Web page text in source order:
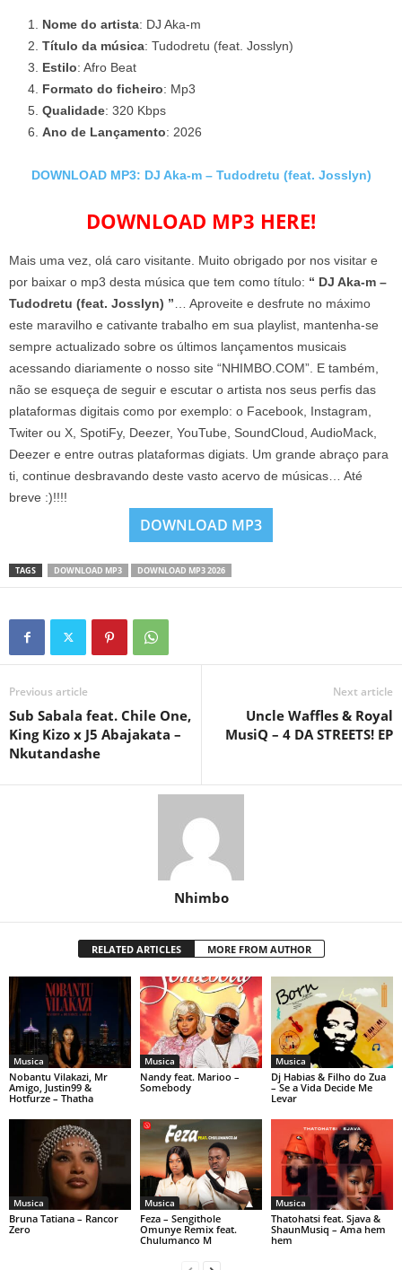
Nome do artista: DJ Aka-m
Título da música: Tudodretu (feat. Josslyn)
Estilo: Afro Beat
Formato do ficheiro: Mp3
Qualidade: 320 Kbps
Ano de Lançamento: 2026
DOWNLOAD MP3: DJ Aka-m – Tudodretu (feat. Josslyn)
DOWNLOAD MP3 HERE!
Mais uma vez, olá caro visitante. Muito obrigado por nos visitar e
por baixar o mp3 desta música que tem como título: “ DJ Aka-m –
Tudodretu (feat. Josslyn) ” … Aproveite e desfrute no máximo
este maravilho e cativante trabalho em sua playlist, mantenha-se
sempre actualizado sobre os últimos lançamentos musicais
acessando diariamente o nosso site “NHIMBO.COM”. E também,
não se esqueça de seguir e escutar o artista nos seus perfis das
plataformas digitais como por exemplo: o Facebook, Instagram,
Twiter ou X, SpotiFy, Deezer, YouTube, SoundCloud, AudioMack,
Deezer e entre outras plataformas digiats. Um grande abraço para
ti, continue desbravando deste vasto acervo de músicas… Até
breve :)!!!!
DOWNLOAD MP3
TAGS DOWNLOAD MP3 DOWNLOAD MP3 2026
Previous article
Sub Sabala feat. Chile One,
King Kizo x J5 Abajakata –
Nkutandashe
Next article
Uncle Waffles & Royal
MusiQ – 4 DA STREETS! EP
Nhimbo
RELATED ARTICLES MORE FROM AUTHOR
Musica
Nobantu Vilakazi, Mr
Amigo, Justin99 &
Hotfurze – Thatha
Musica
Nandy feat. Marioo –
Somebody
Musica
Dj Habias & Filho do Zua
– Se a Vida Decide Me
Levar
Musica
Bruna Tatiana – Rancor
Zero
Musica
Feza – Sengithole
Omunye Remix feat.
Chulumanco M
Musica
Thatohatsi feat. Sjava &
ShaunMusiq – Ama hem
hem